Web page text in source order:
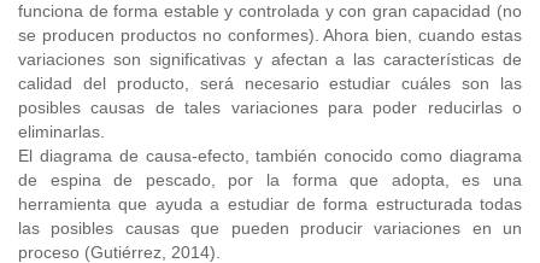
funciona de forma estable y controlada y con gran capacidad (no
se producen productos no conformes). Ahora bien, cuando estas
variaciones son significativas y afectan a las características de
calidad del producto, será necesario estudiar cuáles son las
posibles causas de tales variaciones para poder reducirlas o
eliminarlas.
El diagrama de causa-efecto, también conocido como diagrama
de espina de pescado, por la forma que adopta, es una
herramienta que ayuda a estudiar de forma estructurada todas
las posibles causas que pueden producir variaciones en un
proceso (Gutiérrez, 2014).